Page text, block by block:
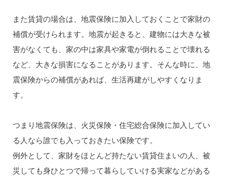
また賃貸の場合は、地震保険に加入しておくことで家財の
補償が受けられます。地震が起きると、建物には大きな被
害がなくても、家の中は家具や家電が倒れることで壊れる
など、大きな損害になることがあります。そんな時に、地
震保険からの補償があれば、生活再建がしやすくなりま
す。
つまり地震保険は、火災保険・住宅総合保険に加入してい
る人なら誰でも入っておきたい保険です。
例外として、家財をほとんど持たない賃貸住まいの人、被
災しても身ひとつで帰って暮らしていける実家などがある